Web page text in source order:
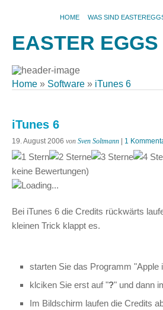
HOME WAS SIND
EASTER EGGS
Home » Software » iTunes 6
iTunes 6
19. August 2006 von Sven Soltmann 1
keine Bewertungen)
Loading...
Bei iTunes 6 die Credits rückwärts
kleinen Trick klappt es.
starten Sie das Programm "Apple
klciken Sie erst auf "?" und dann
Im Bildschirm laufen die Credits